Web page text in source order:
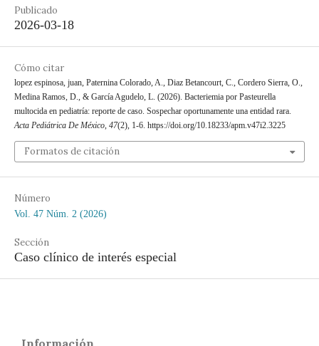
Publicado
2026-03-18
Cómo citar
lopez espinosa, juan, Paternina Colorado, A., Diaz Betancourt, C., Cordero Sierra, O.,
Medina Ramos, D., & García Agudelo, L. (2026). Bacteriemia por Pasteurella
multocida en pediatría: reporte de caso. Sospechar oportunamente una entidad rara.
Acta Pediátrica De México 47(2), 1-6. https://doi.org/10.18233/apm.v47i2.3225
Formatos de citación
Número
Vol. 47 Núm. 2 (2026)
Sección
Caso clínico de interés especial
Información